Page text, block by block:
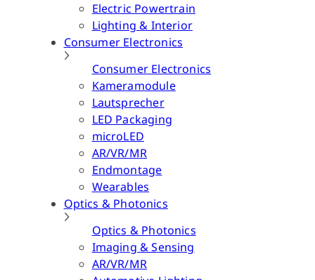
Electric Powertrain
Lighting & Interior
Consumer Electronics
Consumer Electronics
Kameramodule
Lautsprecher
LED Packaging
microLED
AR/VR/MR
Endmontage
Wearables
Optics & Photonics
Optics & Photonics
Imaging & Sensing
AR/VR/MR